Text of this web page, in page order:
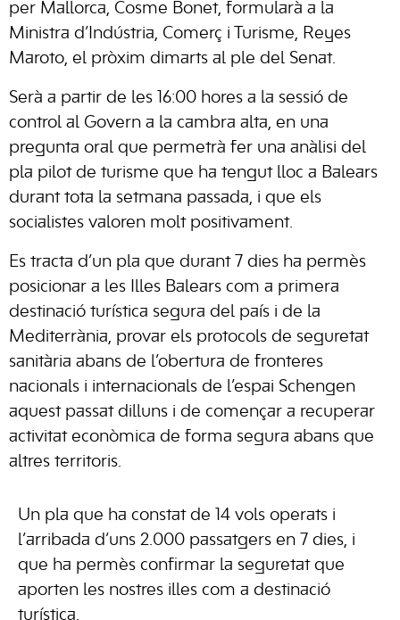
per Mallorca, Cosme Bonet, formularà a la
Ministra d’Indústria, Comerç i Turisme, Reyes
Maroto, el pròxim dimarts al ple del Senat.
Serà a partir de les 16:00 hores a la sessió de
control al Govern a la cambra alta, en una
pregunta oral que permetrà fer una anàlisi del
pla pilot de turisme que ha tengut lloc a Balears
durant tota la setmana passada, i que els
socialistes valoren molt positivament.
Es tracta d’un pla que durant 7 dies ha permès
posicionar a les Illes Balears com a primera
destinació turística segura del país i de la
Mediterrània, provar els protocols de seguretat
sanitària abans de l’obertura de fronteres
nacionals i internacionals de l’espai Schengen
aquest passat dilluns i de començar a recuperar
activitat econòmica de forma segura abans que
altres territoris.
Un pla que ha constat de 14 vols operats i
l’arribada d’uns 2.000 passatgers en 7 dies, i
que ha permès confirmar la seguretat que
aporten les nostres illes com a destinació
turística.